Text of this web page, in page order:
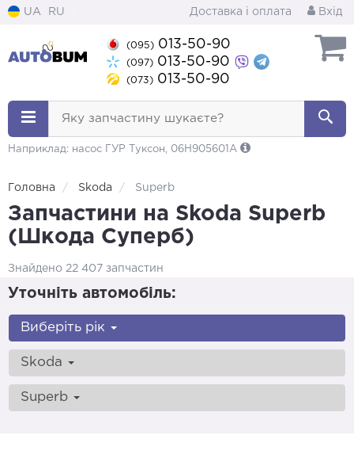
UA RU Доставка і оплата Вхід
(095) 013-50-90
(097) 013-50-90
(073) 013-50-90
Яку запчастину шукаєте?
Наприклад: насос ГУР Туксон, 06H905601A
Головна Skoda Superb
Запчастини на Skoda Superb
(Шкода Суперб)
Знайдено 22 407 запчастин
Уточніть автомобіль:
Виберіть рік
Skoda
Superb